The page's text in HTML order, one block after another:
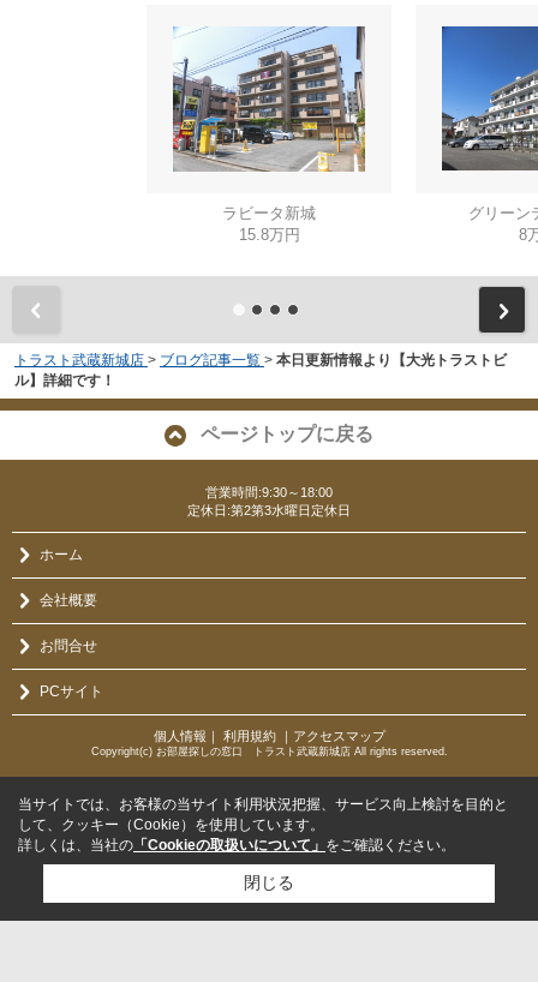
ラビータ新城
15.8万円
グリーン
8
トラスト武蔵新城店 > ブログ記事一覧 > 本日更新情報より【大光トラストビ
ル】詳細です！
ページトップに戻る
営業時間:9:30～18:00
定休日:第2第3水曜日定休日
ホーム
会社概要
お問合せ
PCサイト
個人情報 ｜ 利用規約｜ アクセスマップ
Copyright(c) お部屋探しの窓口 トラスト武蔵新城店 All rights reserved.
当サイトでは、お客様の当サイト利用状況把握、サービス向上検討を目的と
して、クッキー（Cookie）を使用しています。
詳しくは、当社の 「Cookieの取扱いについて」 をご確認ください。
閉じる